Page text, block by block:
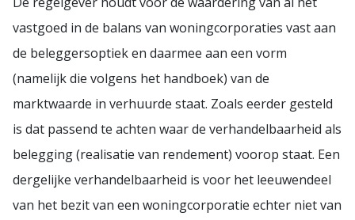
vastgoed in de balans van woningcorporaties vast aan
de beleggersoptiek en daarmee aan een vorm
(namelijk die volgens het handboek) van de
marktwaarde in verhuurde staat. Zoals eerder gesteld
is dat passend te achten waar de verhandelbaarheid als
belegging (realisatie van rendement) voorop staat. Een
dergelijke verhandelbaarheid is voor het leeuwendeel
van het bezit van een woningcorporatie echter niet van